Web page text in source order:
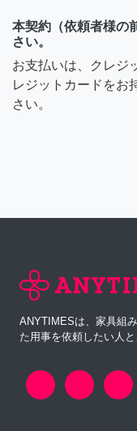
本契約（依頼者様の
さい。
お支払いは、クレジ
レジットカードをお
さい。
ANYTIMESは、家具組
た用事を依頼したい人